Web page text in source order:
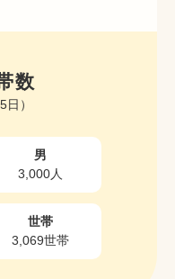
数
日）
男
3,000人
世帯
3,069世帯